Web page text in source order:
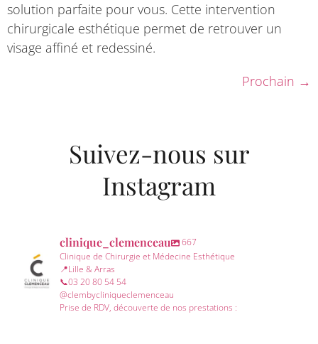
solution parfaite pour vous. Cette intervention
chirurgicale esthétique permet de retrouver un
visage affiné et redessiné.
Prochain →
Suivez-nous sur
Instagram
clinique_clemenceau
667
Clinique de Chirurgie et Médecine Esthétique
📍Lille & Arras
📞03 20 80 54 54
@clembycliniqueclemenceau
Prise de RDV, découverte de nos prestations :